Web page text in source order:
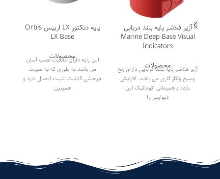
آژیر فلاشر پایه بلند دریایی
Marine Deep Base Visual
Indicators
محصولات
آژیر فلاشر پایه بلند دریایی دارای رنج
وسیع ولتاژ کاری می باشد. افزایش
بازده و همزمانی اتوماتیک این
دیوایس را
پایه دتکتور LX اربیس Orbis
LX Base
محصولات
این پایه دارای قابلیت نصب آسان
می باشد به طوری که به صورت
چرخشی قابلیت تثبیت اتصال دارد و
همپنین